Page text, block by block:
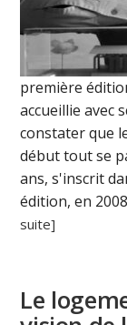
première
accueillie avec
constater que
début tout se
ans, s'inscrit
édition, en
suite]
Le